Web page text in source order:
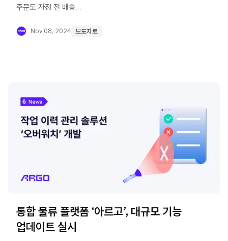
주문도 자정 전 배송
Nov 08, 2024 보도자료
통합 물류 플랫폼 ‘아르고’, 대규모 기능
업데이트 실시